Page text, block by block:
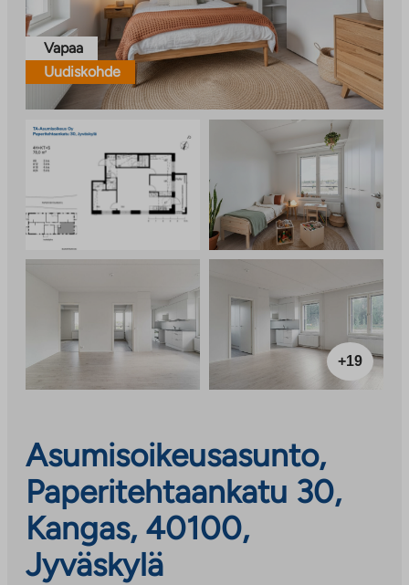
Vapaa
Uudiskohde
+19
Asumisoikeusasunto,
Paperitehtaankatu 30,
Kangas, 40100,
Jyväskylä